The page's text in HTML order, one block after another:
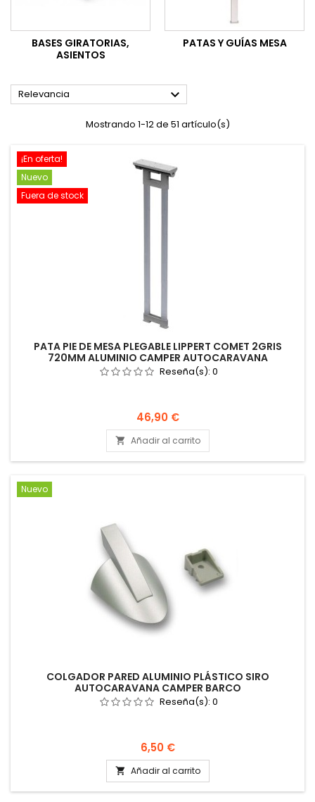
BASES GIRATORIAS,
ASIENTOS
PATAS Y GUÍAS MESA
Relevancia 
Mostrando 1-12 de 51 artículo(s)
¡En oferta!
Nuevo
Fuera de stock
PATA PIE DE MESA PLEGABLE LIPPERT COMET 2GRIS
720MM ALUMINIO CAMPER AUTOCARAVANA
Reseña(s): 0
Precio
46,90 €
 Añadir al carrito
Nuevo
COLGADOR PARED ALUMINIO PLÁSTICO SIRO
AUTOCARAVANA CAMPER BARCO
Reseña(s): 0
Precio
6,50 €
 Añadir al carrito